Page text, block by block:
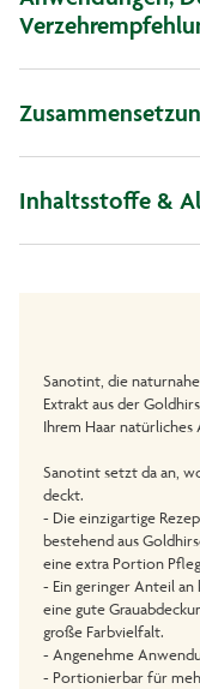
Inhaltsstoffe &
Sanotint, die
Extrakt aus der
Ihrem Haar natürliches
Sanotint setzt da an,
deckt.
- Die einzigartige
bestehend aus
eine extra Portion
- Ein geringer Anteil
eine gute
große Farbvielfalt.
- Angenehme
- Portionierbar für